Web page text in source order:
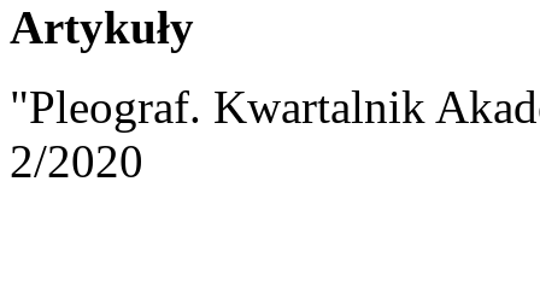
Artykuły
"Pleograf. Kwartalnik
2/2020